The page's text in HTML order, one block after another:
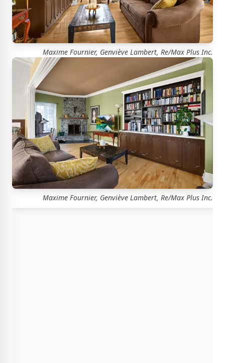
Maxime Fournier, Genviève Lambert, Re/Max Plus Inc.
Maxime Fournier, Genviève Lambert, Re/Max Plus Inc.